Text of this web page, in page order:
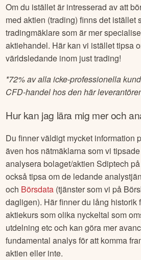
Om du istället är intresserad av att
med aktien (trading) finns det istället
tradingmäklare som är mer
aktiehandel. Här kan vi istället tipsa
världsledande inom just trading!
*72% av alla icke-professionella
CFD-handel hos den här
Hur kan jag lära mig mer och
Du finner väldigt mycket information
även hos nätmäklarna som vi
analysera bolaget/aktienSdiptech
också tipsa om de ledande
och Börsdata (tjänster som vi på
dagligen). Här finner du lång historik
aktiekurs som olika nyckeltal som
utdelning etc och kan göra mer
fundamental analys för att komma
aktien eller inte.